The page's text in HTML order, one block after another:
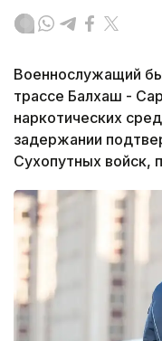
Военнослужащий
трассе Балхаш -
наркотических
задержании
Сухопутных войск,